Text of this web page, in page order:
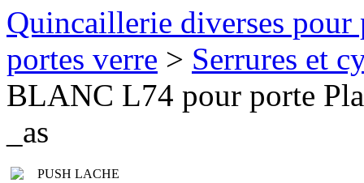
Quincaillerie diverses pour
portes verre > Serrures et
BLANC L74 pour porte
_as